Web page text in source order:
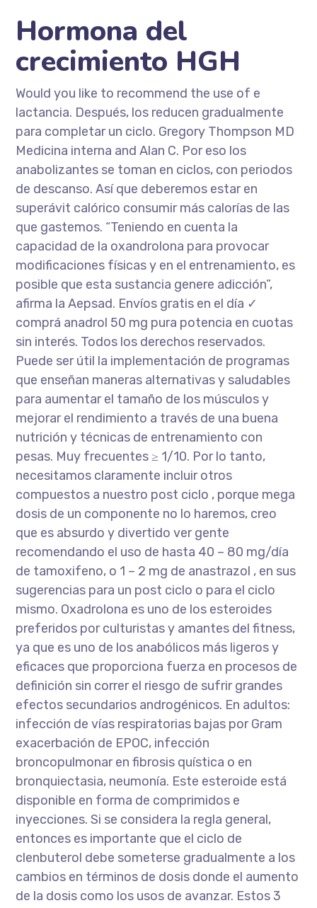
Hormona del
crecimiento HGH
Would you like to recommend the use of e
lactancia. Después, los reducen gradualmente
para completar un ciclo. Gregory Thompson MD
Medicina interna and Alan C. Por eso los
anabolizantes se toman en ciclos, con periodos
de descanso. Así que deberemos estar en
superávit calórico consumir más calorías de las
que gastemos. “Teniendo en cuenta la
capacidad de la oxandrolona para provocar
modificaciones físicas y en el entrenamiento, es
posible que esta sustancia genere adicción”,
afirma la Aepsad. Envíos gratis en el día ✓
comprá anadrol 50 mg pura potencia en cuotas
sin interés. Todos los derechos reservados.
Puede ser útil la implementación de programas
que enseñan maneras alternativas y saludables
para aumentar el tamaño de los músculos y
mejorar el rendimiento a través de una buena
nutrición y técnicas de entrenamiento con
pesas. Muy frecuentes ≥ 1/10. Por lo tanto,
necesitamos claramente incluir otros
compuestos a nuestro post ciclo , porque mega
dosis de un componente no lo haremos, creo
que es absurdo y divertido ver gente
recomendando el uso de hasta 40 – 80 mg/día
de tamoxifeno, o 1 – 2 mg de anastrazol , en sus
sugerencias para un post ciclo o para el ciclo
mismo. Oxadrolona es uno de los esteroides
preferidos por culturistas y amantes del fitness,
ya que es uno de los anabólicos más ligeros y
eficaces que proporciona fuerza en procesos de
definición sin correr el riesgo de sufrir grandes
efectos secundarios androgénicos. En adultos:
infección de vías respiratorias bajas por Gram
exacerbación de EPOC, infección
broncopulmonar en fibrosis quística o en
bronquiectasia, neumonía. Este esteroide está
disponible en forma de comprimidos e
inyecciones. Si se considera la regla general,
entonces es importante que el ciclo de
clenbuterol debe someterse gradualmente a los
cambios en términos de dosis donde el aumento
de la dosis como los usos de avanzar. Estos 3